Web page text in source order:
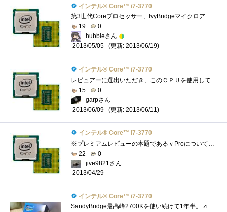
インテル® Core™ i7-3770
第3世代Coreプロセッサー、IvyBridgeマイクロアーキテクチャ採用のCPUExtremeEditionを除けば、デスクトップ向けIvyBridgeでは第2位の性能を誇るCPUです。201...
19
0
hubbleさん
2013/05/05
(更新: 2013/06/19)
インテル® Core™ i7-3770
レビュアーに選出いただき、このＣＰＵを使用して、Intelさんがこっそり(？)と仕込んだ数々の便利な機能についてレビューをさせていただきまし�...
15
0
garpさん
2013/06/09
(更新: 2013/06/11)
インテル® Core™ i7-3770
※プレミアムレビューの本題であるｖProについては別途グループ別の発表となりますので、今回はあくまでこのCPU自体についてのレビューとさせ�...
22
0
jive9821さん
2013/04/29
インテル® Core™ i7-3770
SandyBridge最高峰2700Kを使い続けて1年半。 zigsowのおものだちはIvyBridgeへ移行する中、 自分はSandyBridgeを使い続けてきましたがついにIvyBridgeを手にす...